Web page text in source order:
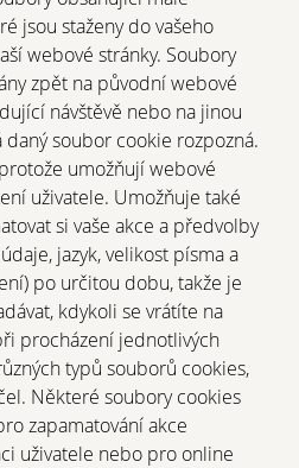
jsou staženy do vašeho
webové stránky. Soubory
zpět na původní webové
návštěvě nebo na jinou
soubor cookie rozpozná.
umožňují webové
uživatele. Umožňuje také
si vaše akce a předvolby
jazyk, velikost písma a
po určitou dobu, takže je
kdykoli se vrátíte na
procházení jednotlivých
typů souborů cookies,
Některé soubory cookies
zapamatování akce
uživatele nebo pro online